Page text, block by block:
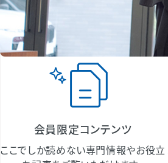
会員限定コンテンツ
ここでしか読めない専門情報やお役立